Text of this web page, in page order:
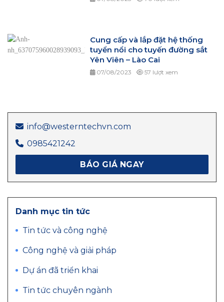
Cung cấp và lắp đặt hệ thống
tuyển nổi cho tuyến đường sắt
Yên Viên – Lào Cai
07/08/2023 57 lượt xem
info@westerntechvn.com
0985421242
BÁO GIÁ NGAY
Danh mục tin tức
Tin tức và công nghệ
Công nghệ và giải pháp
Dự án đã triển khai
Tin tức chuyên ngành